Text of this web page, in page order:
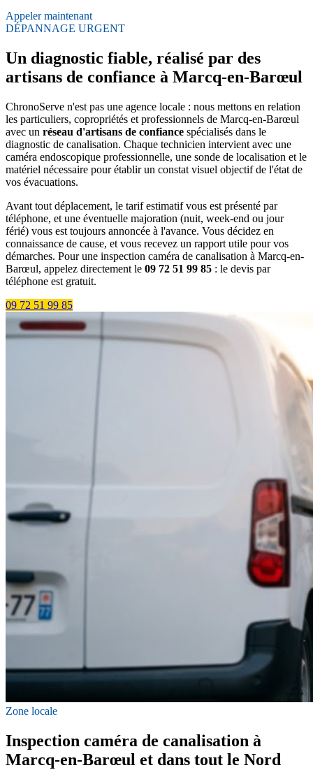
Appeler maintenant
DÉPANNAGE URGENT
Un diagnostic fiable, réalisé par des
artisans de confiance à Marcq-en-Barœul
ChronoServe n'est pas une agence locale : nous mettons en relation
les particuliers, copropriétés et professionnels de Marcq-en-Barœul
avec un réseau d'artisans de confiance spécialisés dans le
diagnostic de canalisation. Chaque technicien intervient avec une
caméra endoscopique professionnelle, une sonde de localisation et le
matériel nécessaire pour établir un constat visuel objectif de l'état de
vos évacuations.
Avant tout déplacement, le tarif estimatif vous est présenté par
téléphone, et une éventuelle majoration (nuit, week-end ou jour
férié) vous est toujours annoncée à l'avance. Vous décidez en
connaissance de cause, et vous recevez un rapport utile pour vos
démarches. Pour une inspection caméra de canalisation à Marcq-en-
Barœul, appelez directement le 09 72 51 99 85 : le devis par
téléphone est gratuit.
09 72 51 99 85
Zone locale
Inspection caméra de canalisation à
Marcq-en-Barœul et dans tout le Nord